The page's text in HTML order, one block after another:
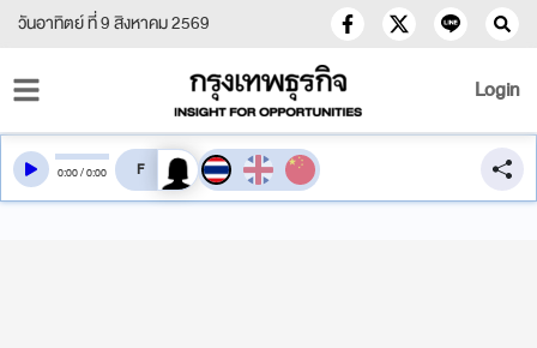
วันอาทิตย์ ที่ 9 สิงหาคม 2569
Login
0:00/0:00 สลับเสียงอ่าน